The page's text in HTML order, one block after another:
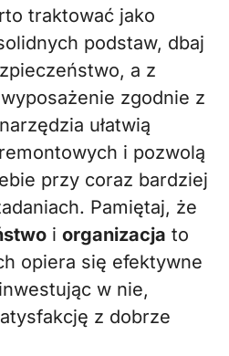
traktować jako
podstaw, dbaj
a z
zgodnie z
ułatwią
i pozwolą
przy coraz bardziej
Pamiętaj, że
i organizacja to
opiera się efektywne
w nie,
z dobrze